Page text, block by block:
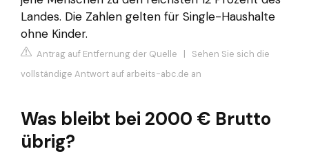
Landes. Die Zahlen gelten für Single-Haushalte
ohne Kinder.
Antrag auf Entfernung der Quelle | Sehen Sie sich die
vollständige Antwort auf arbeits-abc.de an
Was bleibt bei 2000 € Brutto
übrig?